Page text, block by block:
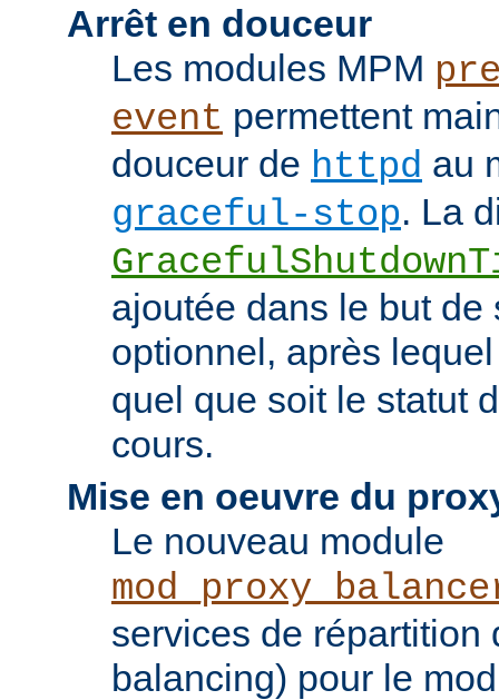
Arrêt en douceur
Les modules MPM
event permettent
douceur de httpd au
graceful-stop. La
ajoutée dans le but
optionnel, après
quel que soit le statut
cours.
Mise en oeuvre du
Le nouveau module
services de répartition
balancing) pour le